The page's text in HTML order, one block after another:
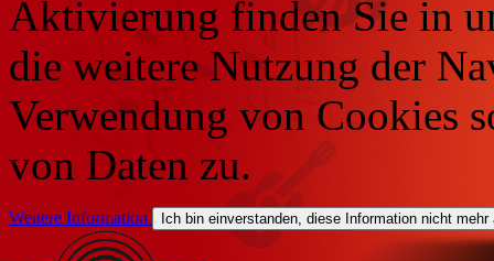
Aktivierung finden Sie in
die weitere Nutzung der
Verwendung von Cookies
von Daten zu.
Weitere Information Ich bin einverstanden, diese Information nicht mehr